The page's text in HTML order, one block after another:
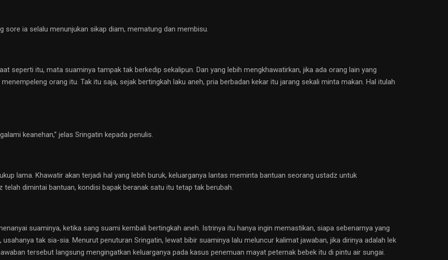
sore ia selalu menunjukan sikap diam, mematung dan membisu.
seperti itu, mata suaminya tampak tak berkedip sekalipun. Dan yang lebih mengkhawatirkan, jika ada orang lain yang
orang itu. Tak itu saja, sejak bertingkah laku aneh, pria berbadan kekar itu jarang sekali minta makan. Hal itulah
keanehan,” jelas Sringatin kepada penulis.
lama. Khawatir akan terjadi hal yang lebih buruk, keluarganya lantas meminta bantuan seorang ustadz untuk
dimintai bantuan, kondisi bapak beranak satu itu tetap tak berubah.
suaminya, ketika sang suami kembali bertingkah aneh. Istrinya itu hanya ingin memastikan, siapa sebenarnya yang
tak sia-sia. Menurut penuturan Sringatin, lewat bibir suaminya lalu meluncur kalimat jawaban, jika dirinya adalah lek
tersebut langsung mengingatkan keluarganya pada kasus penemuan mayat peternak bebek itu di pintu air sungai.